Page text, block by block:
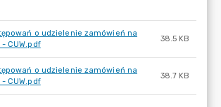
o udzielenie zamówień na
CUW.pdf
38.5 KB
o udzielenie zamówień na
CUW.pdf
38.7 KB